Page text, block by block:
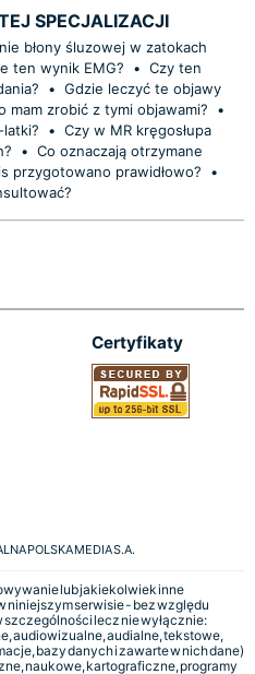
SPECJALIZACJI
błony śluzowej w zatokach
ten wynik EMG? • Czy ten
• Gdzie leczyć te objawy
mam zrobić z tymi objawami?
•
• Czy w MR kręgosłupa
• Co oznaczają otrzymane
przygotowano prawidłowo?
•
Certyfikaty
POLSKA MEDIA S.A.
lub jakiekolwiek inne
serwisie - bez względu
szczególności lecz nie wyłącznie:
audiowizualne, audialne, tekstowe,
bazy danych i zawarte w nich dane)
naukowe, kartograficzne, programy